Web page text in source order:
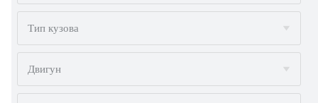
BMW
BYD
CADILLAC
Тип кузова
Двигун